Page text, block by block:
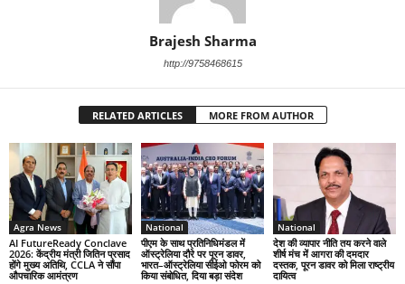
Brajesh Sharma
http://9758468615
RELATED ARTICLES MORE FROM AUTHOR
Agra News
AI FutureReady Conclave
2026: केंद्रीय मंत्री जितिन प्रसाद
होंगे मुख्य अतिथि, CCLA ने सौंपा
औपचारिक आमंत्रण
National
पीएम के साथ प्रतिनिधिमंडल में
ऑस्ट्रेलिया दौरे पर पूरन डावर,
भारत–ऑस्ट्रेलिया सीईओ फोरम को
किया संबोधित, दिया बड़ा संदेश
National
देश की व्यापार नीति तय करने वाले
शीर्ष मंच में आगरा की दमदार
दस्तक, पूरन डावर को मिला राष्ट्रीय
दायित्व